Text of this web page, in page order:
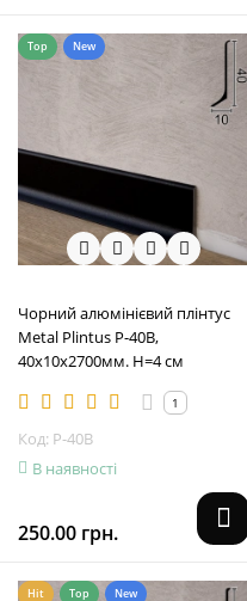
Top New
Чорний алюмінієвий плінтус
Metal Plintus P-40B,
40х10х2700мм. H=4 см
1
Код: P-40B
В наявності
250.00 грн.
Hit Top New